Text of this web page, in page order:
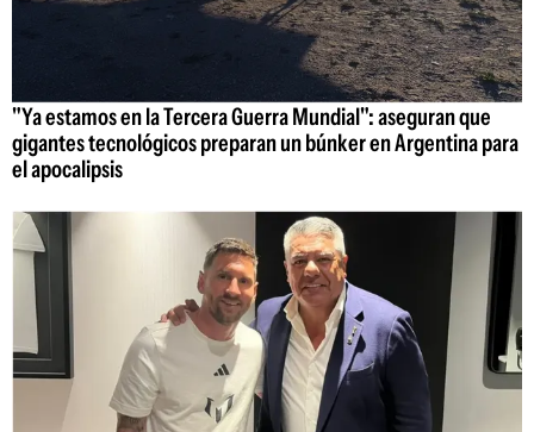
"Ya estamos en la Tercera Guerra Mundial": aseguran que
gigantes tecnológicos preparan un búnker en Argentina para
el apocalipsis